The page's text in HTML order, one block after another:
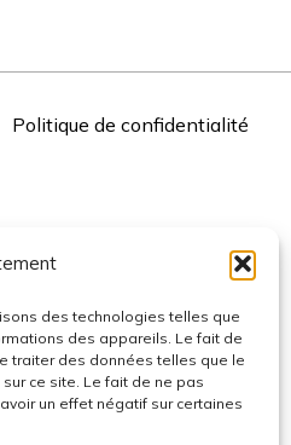
des technologies telles que
des appareils. Le fait de
traiter des données telles que le
ce site. Le fait de ne pas
un effet négatif sur certaines
Politique de confidentialité